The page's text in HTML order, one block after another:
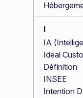
I
IA
Ideal
Définition
INSEE
Intention